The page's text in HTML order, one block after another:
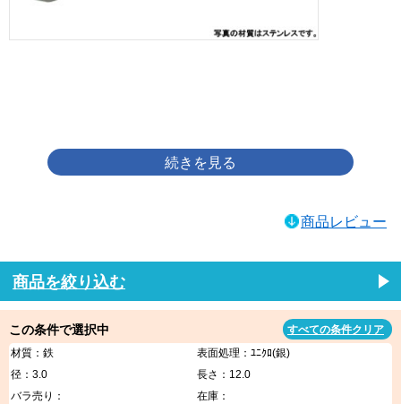
商品レビュー
商品を絞り込む
この条件で選択中
すべての条件クリア
材質：鉄
表面処理：ﾕﾆｸﾛ(銀)
径：3.0
長さ：12.0
バラ売り：
在庫：